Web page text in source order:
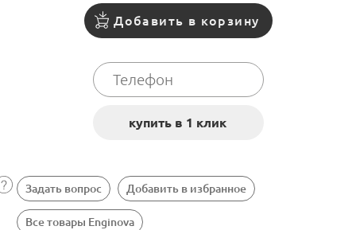
Добавить в корзину
Задать вопрос Добавить в избранное
Все товары Enginova